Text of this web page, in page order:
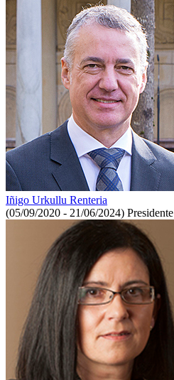
Iñigo Urkullu Renteria
(05/09/2020 - 21/06/2024) Presidente